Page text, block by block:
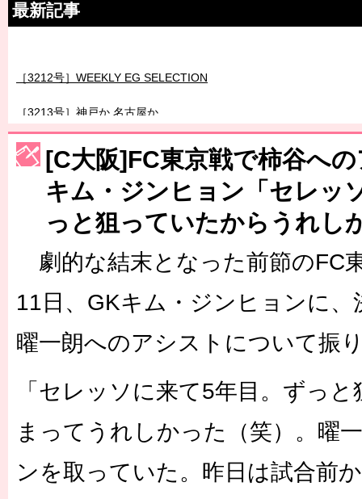
最新記事
［3212号］WEEKLY EG SELECTION
［3213号］神戸か 名古屋か
［3214号］WEST制覇
［3215号］WEEKLY EG SELECTION
［3216号］行く末占うラストワン
［3217号］最高の景色へ出国
［3220号］伝説の王者、黄金のシャーレ
[C大阪]FC東京戦で柿谷へ
キム・ジンヒョン「セレッ
っと狙っていたからうれし
劇的な結末となった前節のFC
11日、GKキム・ジンヒョンに
曜一朗へのアシストについて振
「セレッソに来て5年目。ずっ
まってうれしかった（笑）。曜
ンを取っていた。昨日は試合前